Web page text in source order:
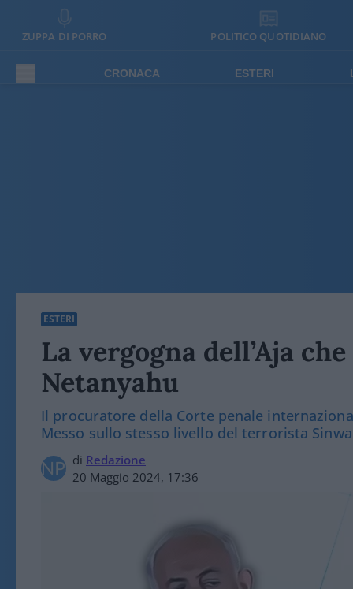
ZUPPA DI PORRO POLITICO QUOTIDIANO
CRONACA ESTERI
ESTERI
La vergogna dell’Aja
Netanyahu
Il procuratore della Corte penale
Messo sullo stesso livello del terrorista
di Redazione
20 Maggio 2024, 17:36